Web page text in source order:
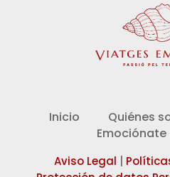
Inicio Quiénes
Emociónate
Aviso Legal